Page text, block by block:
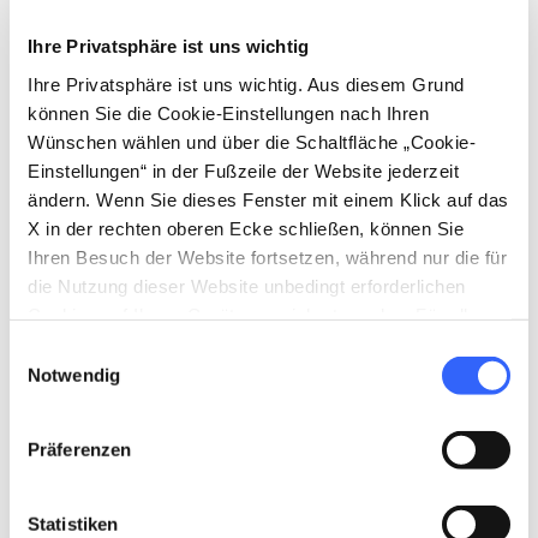
Ihre Privatsphäre ist uns wichtig
Ihre Privatsphäre ist uns wichtig. Aus diesem Grund
können Sie die Cookie-Einstellungen nach Ihren
Wünschen wählen und über die Schaltfläche „Cookie-
Einstellungen“ in der Fußzeile der Website jederzeit
ändern. Wenn Sie dieses Fenster mit einem Klick auf das
X in der rechten oberen Ecke schließen, können Sie
Ihren Besuch der Website fortsetzen, während nur die für
die Nutzung dieser Website unbedingt erforderlichen
Zustimmung.
Notwendig
Präferenzen
Statistiken
directions Wegbeschreibung
Hinweise
home Wo
Pieve di San Martino
Via della Pieve, 15, 56036 Palaia PI, Italy
holiday_village Pauschalen und Unterkünfte chevron_right
celebration Erlebnisse chevron_right